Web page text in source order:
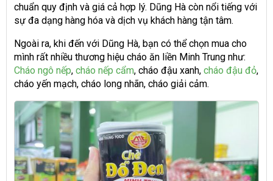
chuẩn quy định và giá cả hợp lý. Dũng Hà còn nổi tiếng với
sự đa dạng hàng hóa và dịch vụ khách hàng tận tâm.
Ngoài ra, khi đến với Dũng Hà, bạn có thể chọn mua cho
mình rất nhiều thương hiệu cháo ăn liền Minh Trung như:
Cháo ngô nếp, cháo nếp cẩm, cháo đậu xanh, cháo đậu đỏ,
cháo yến mạch, cháo long nhãn, cháo giải cảm.